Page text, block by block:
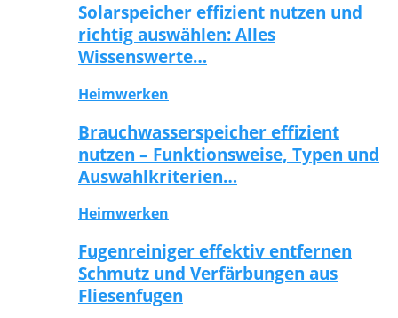
Solarspeicher effizient nutzen und
richtig auswählen: Alles
Wissenswerte…
Heimwerken
Brauchwasserspeicher effizient
nutzen – Funktionsweise, Typen und
Auswahlkriterien…
Heimwerken
Fugenreiniger effektiv entfernen
Schmutz und Verfärbungen aus
Fliesenfugen